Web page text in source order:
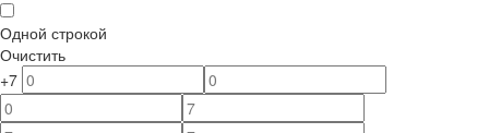
Одной строкой
Очистить
+7